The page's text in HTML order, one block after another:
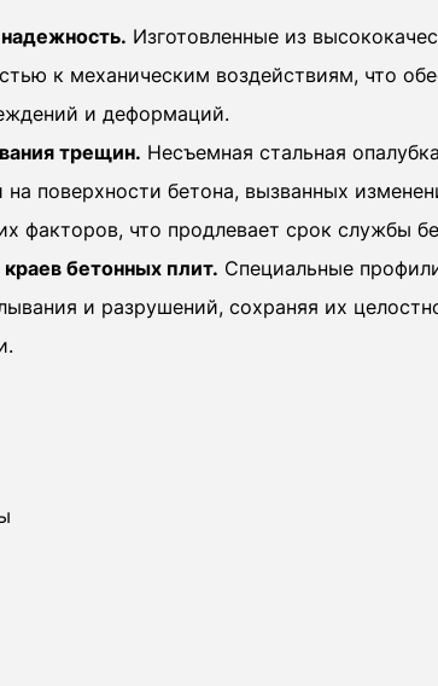
Изготовленные из
к механическим воздействиям, что
и деформаций.
трещин. Несъемная стальная
поверхности бетона, вызванных
факторов, что продлевает срок службы
бетонных плит. Специальные
и разрушений, сохраняя их